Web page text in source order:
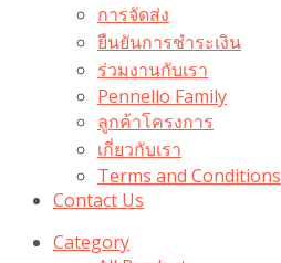
การจัดส่ง
ยืนยันการชำระเงิน
ร่วมงานกับเรา
Pennello Family
ลูกค้าโครงการ
เกี่ยวกับเรา
Terms and Conditions
Contact Us
Category